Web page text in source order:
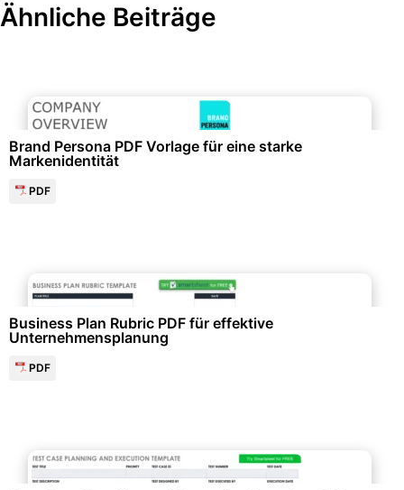
Ähnliche Beiträge
Brand Persona PDF Vorlage für eine starke
Markenidentität
PDF
Business Plan Rubric PDF für effektive
Unternehmensplanung
PDF